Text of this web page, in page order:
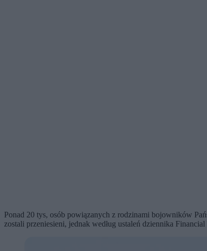
Ponad 20 tys, osób powiązanych z rodzinami bojowników
zostali przeniesieni, jednak według ustaleń dziennika